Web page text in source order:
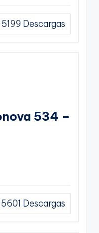
5199 Descargas
534 –
5601 Descargas